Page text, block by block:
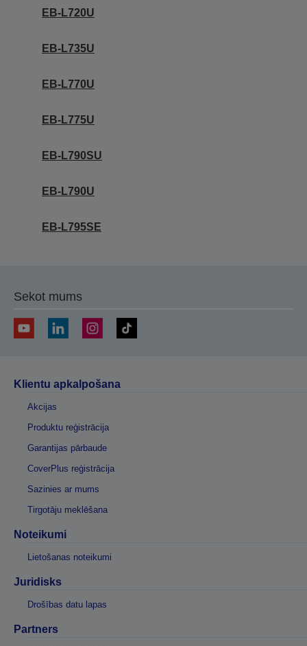
EB-L720U
EB-L735U
EB-L770U
EB-L775U
EB-L790SU
EB-L790U
EB-L795SE
Sekot mums
Klientu apkalpošana
Akcijas
Produktu reģistrācija
Garantijas pārbaude
CoverPlus reģistrācija
Sazinies ar mums
Tirgotāju meklēšana
Noteikumi
Lietošanas noteikumi
Juridisks
Drošības datu lapas
Partners